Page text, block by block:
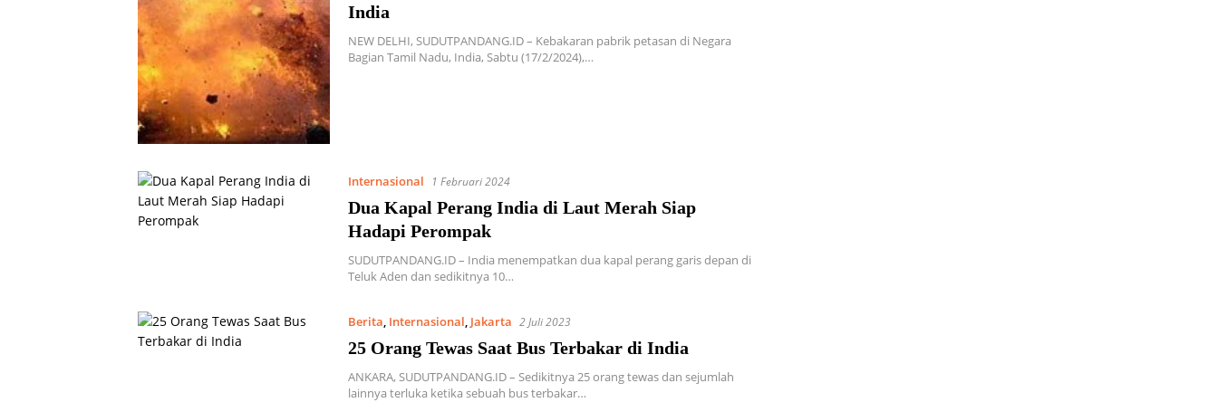
India
NEW DELHI, SUDUTPANDANG.ID – Kebakaran pabrik petasan di Negara
Bagian Tamil Nadu, India, Sabtu (17/2/2024),…
Internasional 1 Februari 2024
Dua Kapal Perang India di Laut Merah Siap
Hadapi Perompak
SUDUTPANDANG.ID – India menempatkan dua kapal perang garis depan di
Teluk Aden dan sedikitnya 10…
Berita, Internasional, Jakarta 2 Juli 2023
25 Orang Tewas Saat Bus Terbakar di India
ANKARA, SUDUTPANDANG.ID – Sedikitnya 25 orang tewas dan sejumlah
lainnya terluka ketika sebuah bus terbakar…